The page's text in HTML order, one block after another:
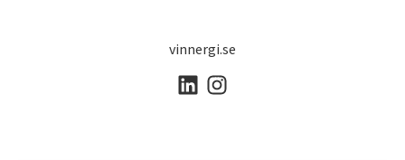
vinnergi.se